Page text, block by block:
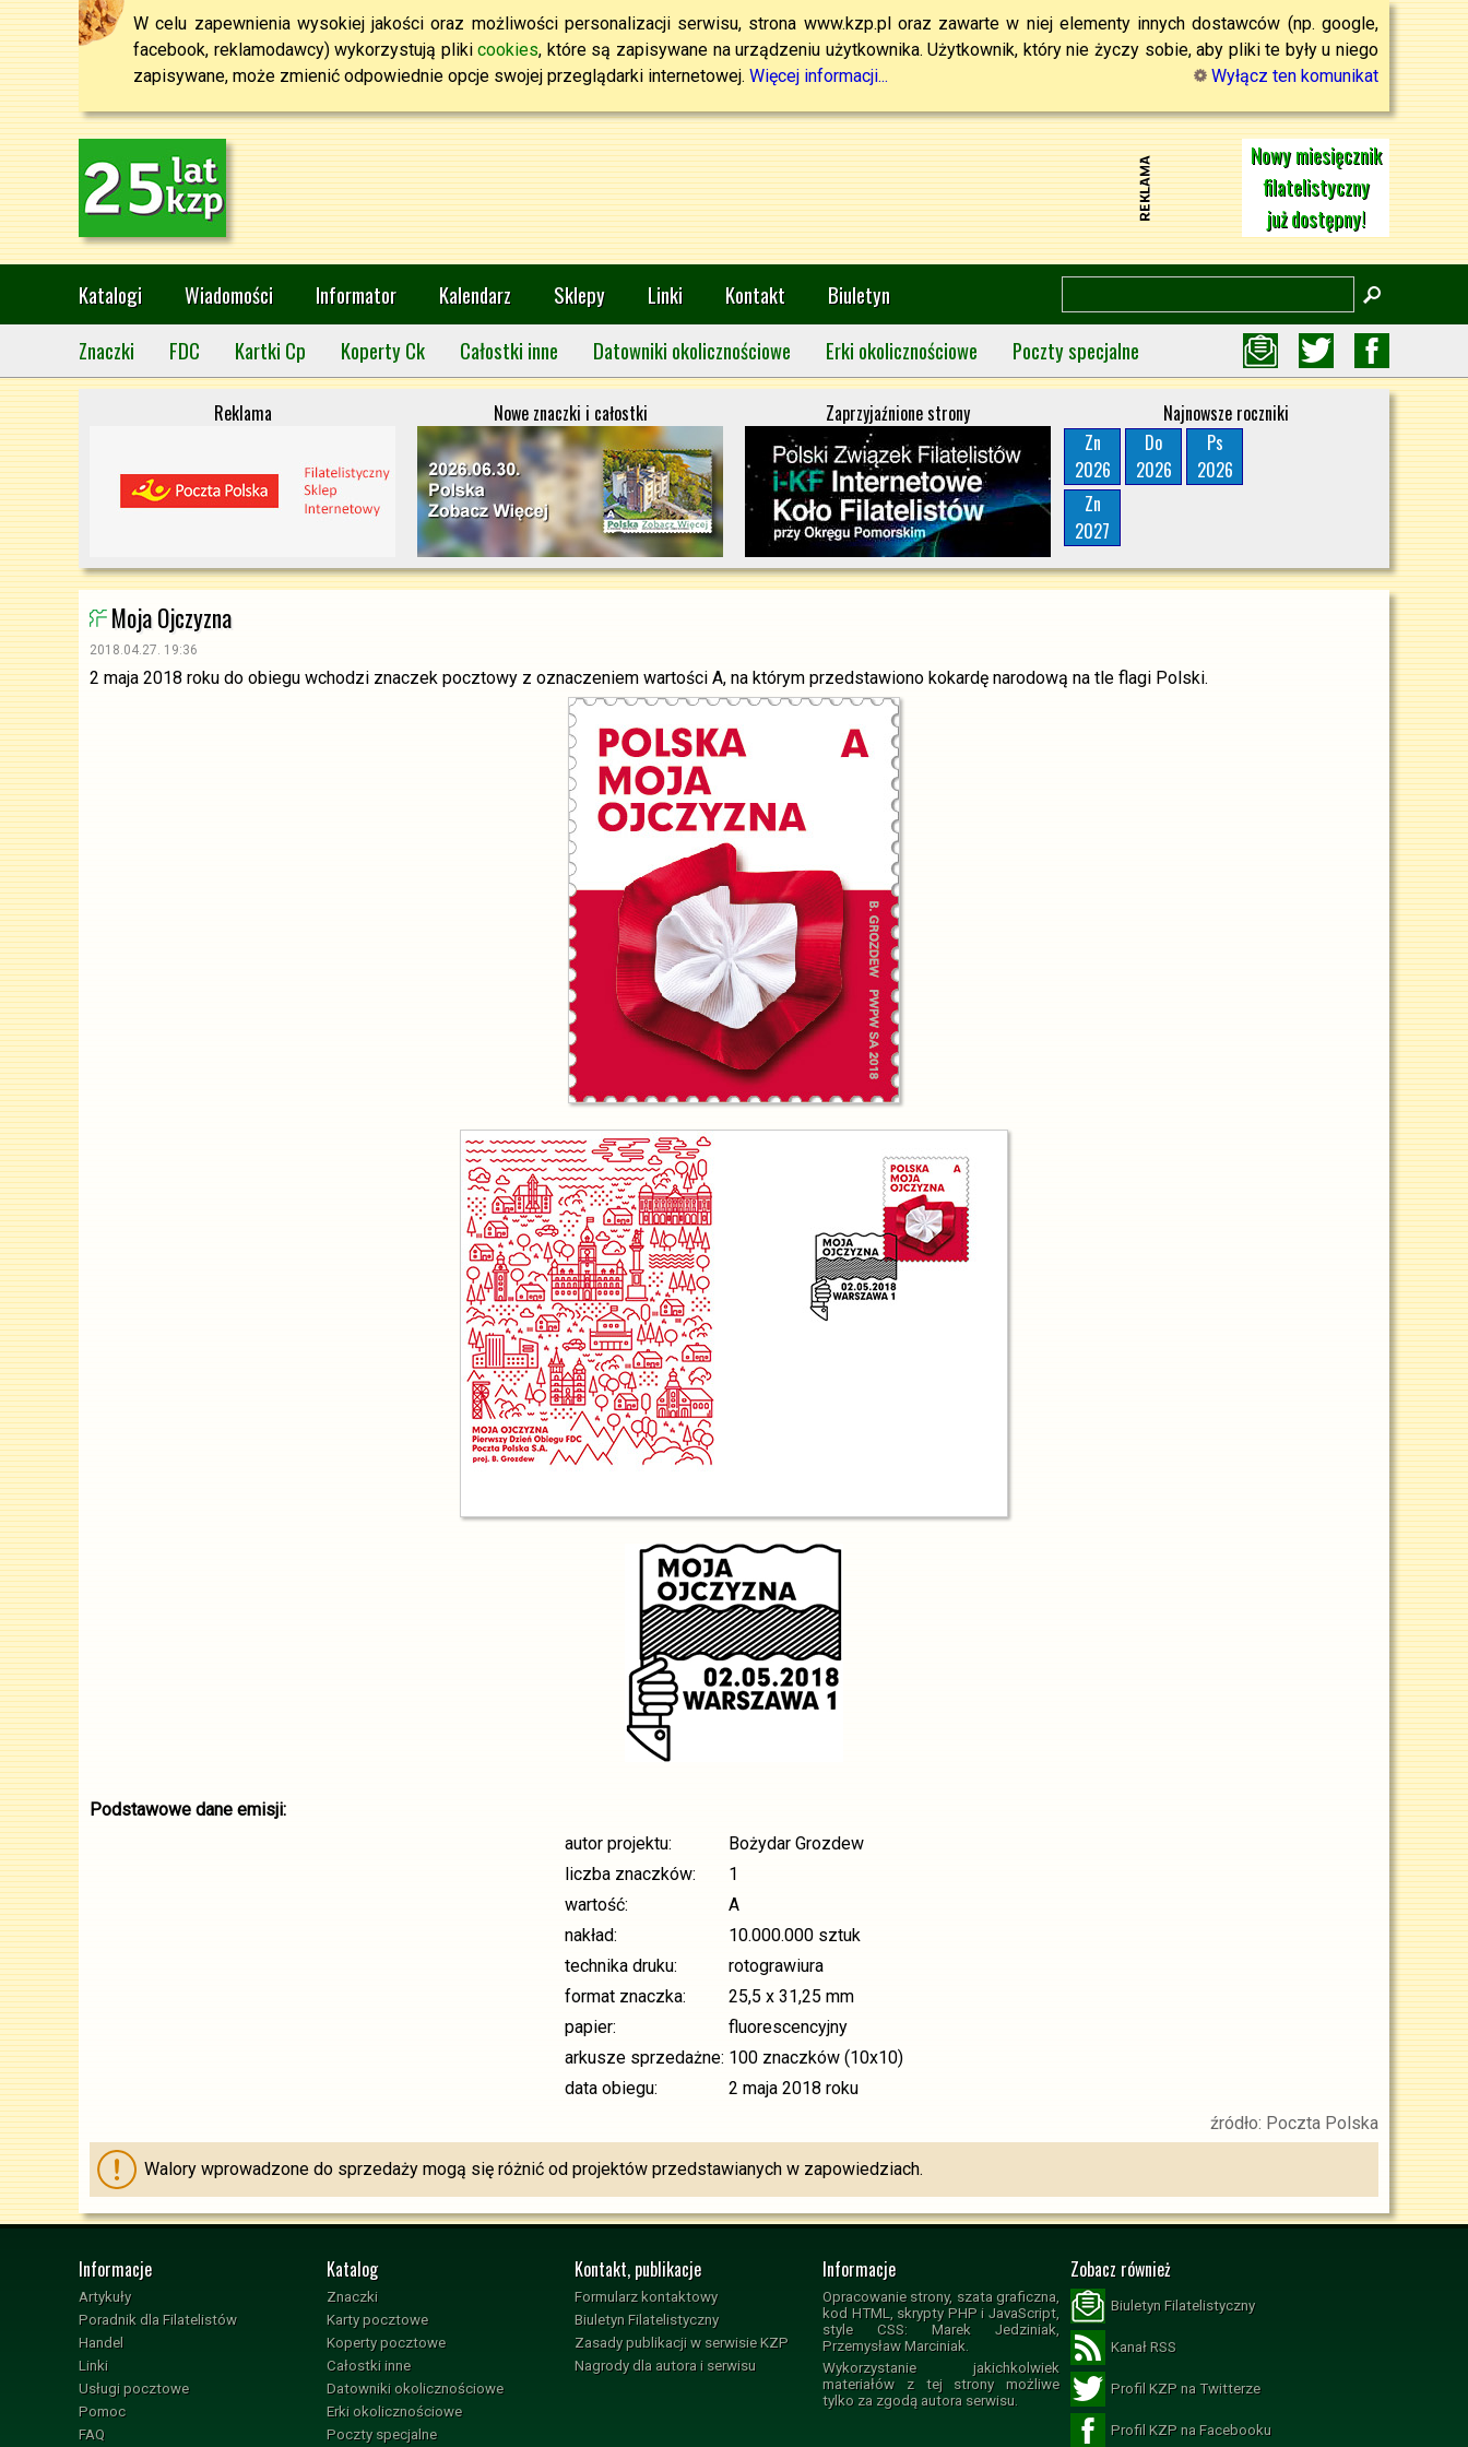
W celu zapewnienia wysokiej jakości oraz możliwości personalizacji serwisu, strona www.kzp.pl oraz zawarte w niej elementy innych dostawców (np. google,
facebook, reklamodawcy) wykorzystują plikicookies, które są zapisywane na urządzeniu użytkownika. Użytkownik, który nie życzy sobie, aby pliki te były u niego
zapisywane, może zmienić odpowiednie opcje swojej przeglądarki internetowej. Więcej informacji... Wyłącz ten komunikat
Nowy miesięcznik
filatelistyczny
już dostępny!
Katalogi Wiadomości Informator Kalendarz Sklepy Linki Kontakt
Biuletyn
Znaczki
FDC Kartki Cp Koperty Ck Całostki inne Datowniki okolicznościowe Erki okolicznościowe Poczty specjalne
Reklama Nowe znaczki i całostki Zaprzyjaźnione strony
Najnowsze roczniki
Zn
2026
Do
2026
Ps
2026
Zn
2027
Moja Ojczyzna
2018.04.27. 19:36
2 maja 2018 roku do obiegu wchodzi znaczek pocztowy z oznaczeniem wartości A, na którym przedstawiono kokardę narodową na tle flagi Polski.
Podstawowe dane emisji:
autor projektu:
Bożydar Grozdew
liczba znaczków:
1
wartość:
A
nakład:
10.000.000 sztuk
technika druku:
rotograwiura
format znaczka:
25,5 x 31,25 mm
papier:
fluorescencyjny
arkusze sprzedażne: 100 znaczków (10x10)
data obiegu:
2 maja 2018 roku
źródło: Poczta Polska
Walory wprowadzone do sprzedaży mogą się różnić od projektów przedstawianych w zapowiedziach.
Informacje
Artykuły
Poradnik dla Filatelistów
Handel
Linki
Usługi pocztowe
Pomoc
FAQ
Katalog
Znaczki
Karty pocztowe
Koperty pocztowe
Całostki inne
Datowniki okolicznościowe
Erki okolicznościowe
Poczty specjalne
Kontakt, publikacje
Formularz kontaktowy
Biuletyn Filatelistyczny
Zasady publikacji w serwisie KZP
Nagrody dla autora i serwisu
Informacje
Opracowanie strony, szata graficzna,
kod HTML, skrypty PHP i JavaScript,
style CSS: Marek Jedziniak,
Przemysław Marciniak.
Wykorzystanie jakichkolwiek
materiałów z tej strony możliwe
tylko za zgodą autora serwisu.
Zobacz również
Biuletyn Filatelistyczny
Kanał RSS
Profil KZP na Twitterze
Profil KZP na Facebooku